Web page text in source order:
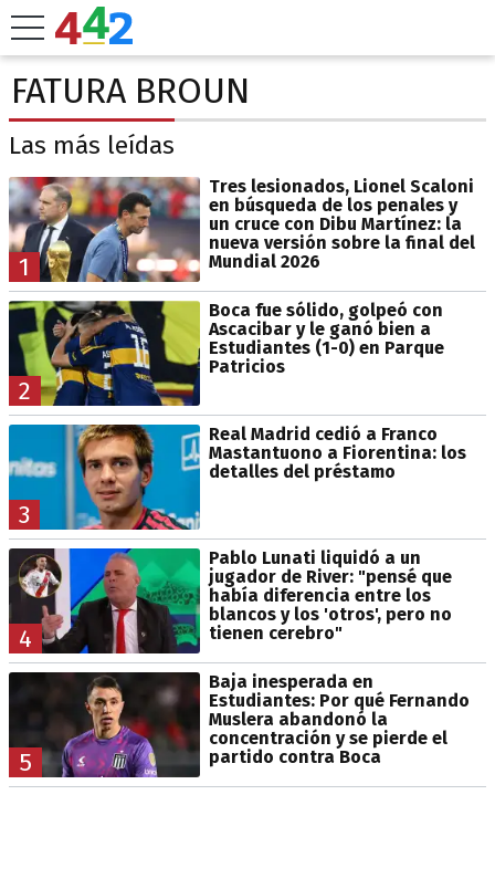
FATURA BROUN
Las más leídas
1
Tres lesionados, Lionel Scaloni
en búsqueda de los penales y
un cruce con Dibu Martínez: la
nueva versión sobre la final del
Mundial 2026
2
Boca fue sólido, golpeó con
Ascacibar y le ganó bien a
Estudiantes (1-0) en Parque
Patricios
3
Real Madrid cedió a Franco
Mastantuono a Fiorentina: los
detalles del préstamo
4
Pablo Lunati liquidó a un
jugador de River: "pensé que
había diferencia entre los
blancos y los 'otros', pero no
tienen cerebro"
5
Baja inesperada en
Estudiantes: Por qué Fernando
Muslera abandonó la
concentración y se pierde el
partido contra Boca